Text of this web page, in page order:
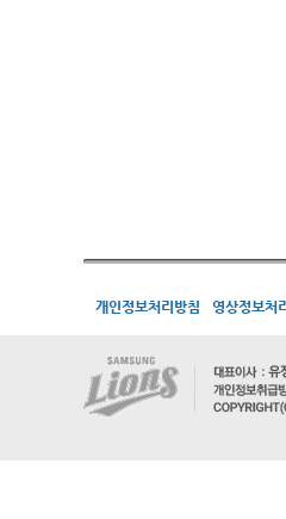
개인정보처리방침 영상정보처